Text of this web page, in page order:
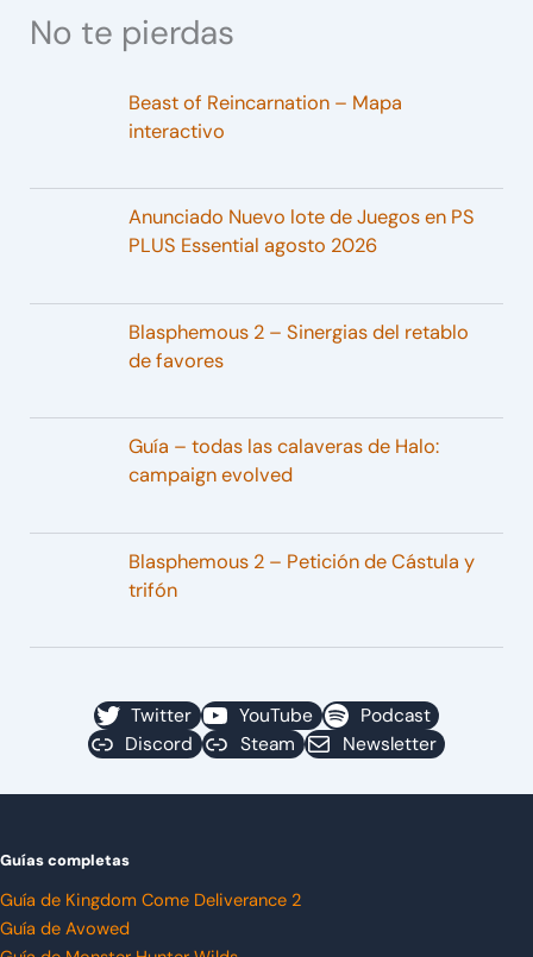
No te pierdas
Beast of Reincarnation – Mapa
interactivo
Anunciado Nuevo lote de Juegos en PS
PLUS Essential agosto 2026
Blasphemous 2 – Sinergias del retablo
de favores
Guía – todas las calaveras de Halo:
campaign evolved
Blasphemous 2 – Petición de Cástula y
trifón
Twitter YouTube
Podcast
Discord
Steam Newsletter
Guías completas
Guía de Kingdom Come Deliverance 2
Guía de Avowed